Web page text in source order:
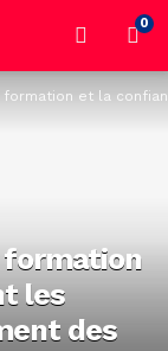
0
formation et la
formation
les
des